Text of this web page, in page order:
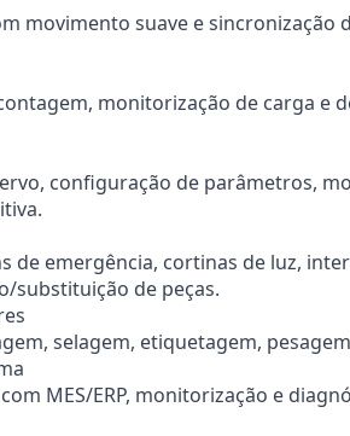
movimento suave e sincronização
monitorização de carga e
configuração de parâmetros,
de emergência, cortinas de luz,
substituição de peças.
selagem, etiquetagem,
MES/ERP, monitorização e